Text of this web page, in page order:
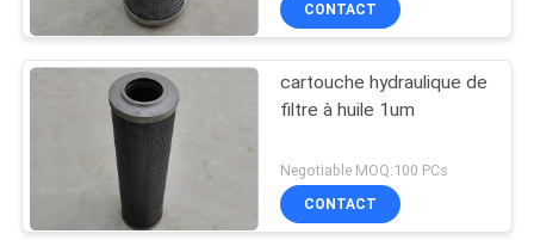
CONTACT
cartouche hydraulique de
filtre à huile 1um
Negotiable MOQ:100 PCs
CONTACT